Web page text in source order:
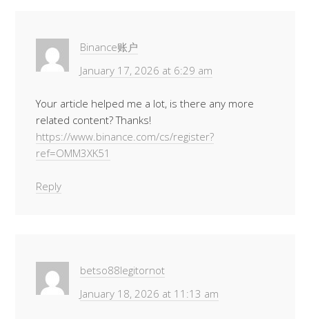
Binance账户
January 17, 2026 at 6:29 am
Your article helped me a lot, is there any more
related content? Thanks!
https://www.binance.com/cs/register?
ref=OMM3XK51
Reply
betso88legitornot
January 18, 2026 at 11:13 am